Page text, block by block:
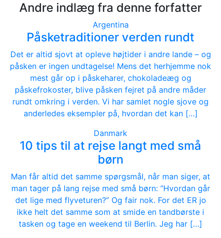
Andre indlæg fra denne forfatter
Argentina
Påsketraditioner verden rundt
Det er altid sjovt at opleve højtider i andre lande – og
påsken er ingen undtagelse! Mens det herhjemme nok
mest går op i påskeharer, chokoladeæg og
påskefrokoster, blive påsken fejret på andre måder
rundt omkring i verden. Vi har samlet nogle sjove og
anderledes eksempler på, hvordan det kan […]
Danmark
10 tips til at rejse langt med små
børn
Man får altid det samme spørgsmål, når man siger, at
man tager på lang rejse med små børn: “Hvordan går
det lige med flyveturen?” Og fair nok. For det ER jo
ikke helt det samme som at smide en tandbørste i
tasken og tage en weekend til Berlin. Jeg har […]